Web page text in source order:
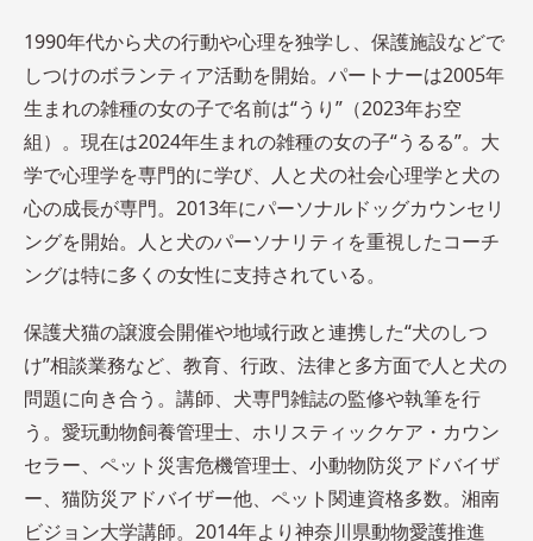
1990年代から犬の行動や心理を独学し、保護施設などで
しつけのボランティア活動を開始。パートナーは2005年
生まれの雑種の女の子で名前は“うり”（2023年お空
組）。現在は2024年生まれの雑種の女の子“うるる”。大
学で心理学を専門的に学び、人と犬の社会心理学と犬の
心の成長が専門。2013年にパーソナルドッグカウンセリ
ングを開始。人と犬のパーソナリティを重視したコーチ
ングは特に多くの女性に支持されている。
保護犬猫の譲渡会開催や地域行政と連携した“犬のしつ
け”相談業務など、教育、行政、法律と多方面で人と犬の
問題に向き合う。講師、犬専門雑誌の監修や執筆を行
う。愛玩動物飼養管理士、ホリスティックケア・カウン
セラー、ペット災害危機管理士、小動物防災アドバイザ
ー、猫防災アドバイザー他、ペット関連資格多数。湘南
ビジョン大学講師。2014年より神奈川県動物愛護推進